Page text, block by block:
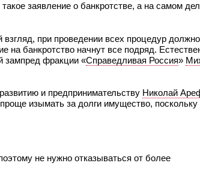
заявление о банкротстве, а на самом
при проведении всех процедур должно
на банкротство начнут все подряд.
зампред фракции «Справедливая Россия»
и предпринимательству Николай
изымать за долги имущество, поскольку
не нужно отказываться от более